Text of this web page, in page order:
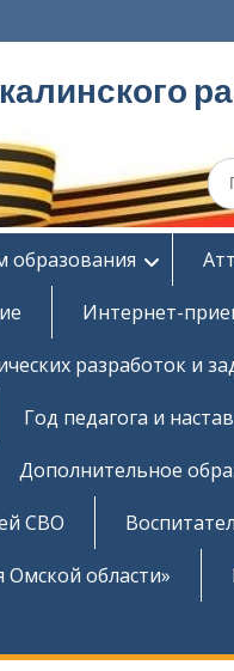
по:
образования
Интернет-
разработок и
Год педагога и
Дополнительное
СВО
области»